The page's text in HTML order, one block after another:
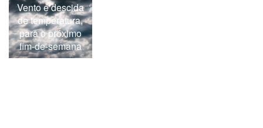
Vento e descida
de temperatura,
para o próximo
fim-de-semana